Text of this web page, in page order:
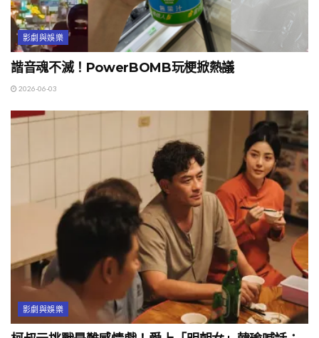
影劇與娛樂
諧音魂不滅！PowerBOMB玩梗掀熱議
2026-06-03
影劇與娛樂